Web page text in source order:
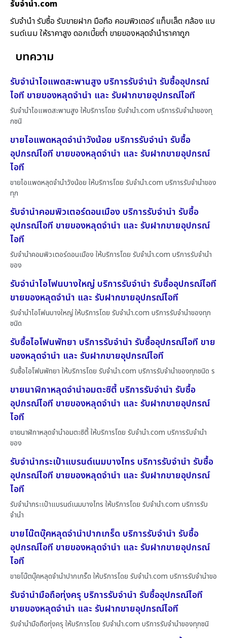
รับจํานํา.com
รับจำนำ รับซื้อ รับขายฝาก มือถือ คอมพิวเตอร์ แท็บเล็ต กล้อง แบ
รนด์เนม ให้ราคาสูง ดอกเบี้ยต่ำ ขายของหลุดจำนำราคาถูก
บทความ
รับจำนำไอแพดสะพานสูง บริการรับจำนำ รับซื้ออุปกรณ์
ไอที ขายของหลุดจำนำ และ รับฝากขายอุปกรณ์ไอที
รับจำนำไอแพดสะพานสูง ให้บริการโดย รับจํานํา.com บริการรับจำนำของทุ
กชนิ
ขายไอแพดหลุดจำนำวังน้อย บริการรับจำนำ รับซื้อ
อุปกรณ์ไอที ขายของหลุดจำนำ และ รับฝากขายอุปกรณ์
ไอที
ขายไอแพดหลุดจำนำวังน้อย ให้บริการโดย รับจํานํา.com บริการรับจำนำของ
ทุก
รับจำนำคอมพิวเตอร์ดอนเมือง บริการรับจำนำ รับซื้อ
อุปกรณ์ไอที ขายของหลุดจำนำ และ รับฝากขายอุปกรณ์
ไอที
รับจำนำคอมพิวเตอร์ดอนเมือง ให้บริการโดย รับจํานํา.com บริการรับจำนำ
ของ
รับจำนำไอโฟนบางใหญ่ บริการรับจำนำ รับซื้ออุปกรณ์ไอที
ขายของหลุดจำนำ และ รับฝากขายอุปกรณ์ไอที
รับจำนำไอโฟนบางใหญ่ ให้บริการโดย รับจํานํา.com บริการรับจำนำของทุก
ชนิด
รับซื้อไอโฟนพัทยา บริการรับจำนำ รับซื้ออุปกรณ์ไอที ขาย
ของหลุดจำนำ และ รับฝากขายอุปกรณ์ไอที
รับซื้อไอโฟนพัทยา ให้บริการโดย รับจํานํา.com บริการรับจำนำของทุกชนิด ร
ขายนาฬิกาหลุดจำนำอมตะซิตี้ บริการรับจำนำ รับซื้อ
อุปกรณ์ไอที ขายของหลุดจำนำ และ รับฝากขายอุปกรณ์
ไอที
ขายนาฬิกาหลุดจำนำอมตะซิตี้ ให้บริการโดย รับจํานํา.com บริการรับจำนำ
ของ
รับจำนำกระเป๋าแบรนด์เนมบางไทร บริการรับจำนำ รับซื้อ
อุปกรณ์ไอที ขายของหลุดจำนำ และ รับฝากขายอุปกรณ์
ไอที
รับจำนำกระเป๋าแบรนด์เนมบางไทร ให้บริการโดย รับจํานํา.com บริการรับ
จำนำ
ขายโน๊ตบุ๊คหลุดจำนำปากเกร็ด บริการรับจำนำ รับซื้อ
อุปกรณ์ไอที ขายของหลุดจำนำ และ รับฝากขายอุปกรณ์
ไอที
ขายโน๊ตบุ๊คหลุดจำนำปากเกร็ด ให้บริการโดย รับจํานํา.com บริการรับจำนำขอ
รับจำนำมือถือทุ่งครุ บริการรับจำนำ รับซื้ออุปกรณ์ไอที
ขายของหลุดจำนำ และ รับฝากขายอุปกรณ์ไอที
รับจำนำมือถือทุ่งครุ ให้บริการโดย รับจํานํา.com บริการรับจำนำของทุกชนิ